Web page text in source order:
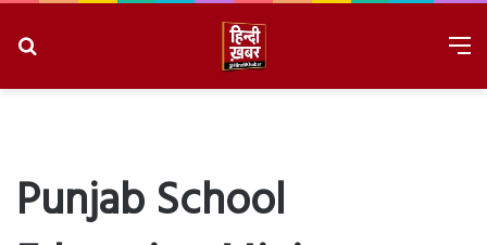
Punjab School